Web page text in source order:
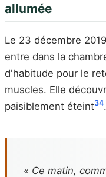
allumée
Le 23 décembre
entre dans la
d'habitude pour le
muscles. Elle
paisiblement éteint34.
« Ce matin,